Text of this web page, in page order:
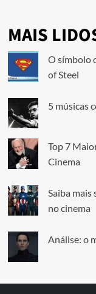
MAIS
O símbolo
of Steel
5 músicas
Top 7
Cinema
Saiba
no cinema
Análise: o